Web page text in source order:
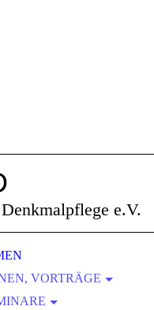
e.V.
VORTRÄGE
MITTELSTÄDTE